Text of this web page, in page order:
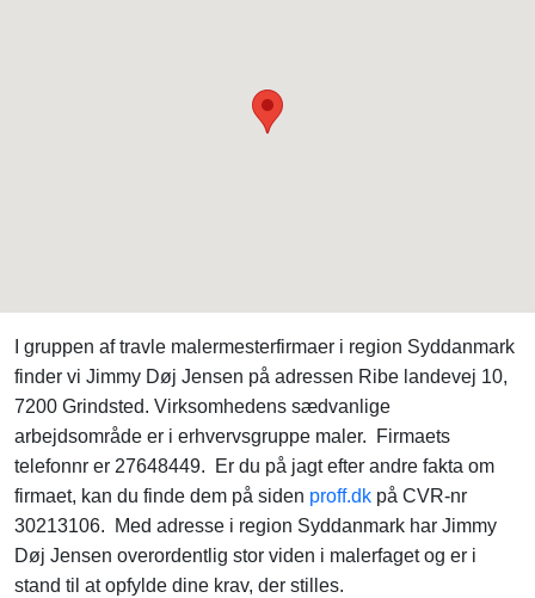
I gruppen af travle malermesterfirmaer i region Syddanmark
finder vi Jimmy Døj Jensen på adressen Ribe landevej 10,
7200 Grindsted. Virksomhedens sædvanlige
arbejdsområde er i erhvervsgruppe maler. Firmaets
telefonnr er 27648449. Er du på jagt efter andre fakta om
firmaet, kan du finde dem på siden proff.dk på CVR-nr
30213106. Med adresse i region Syddanmark har Jimmy
Døj Jensen overordentlig stor viden i malerfaget og er i
stand til at opfylde dine krav, der stilles.